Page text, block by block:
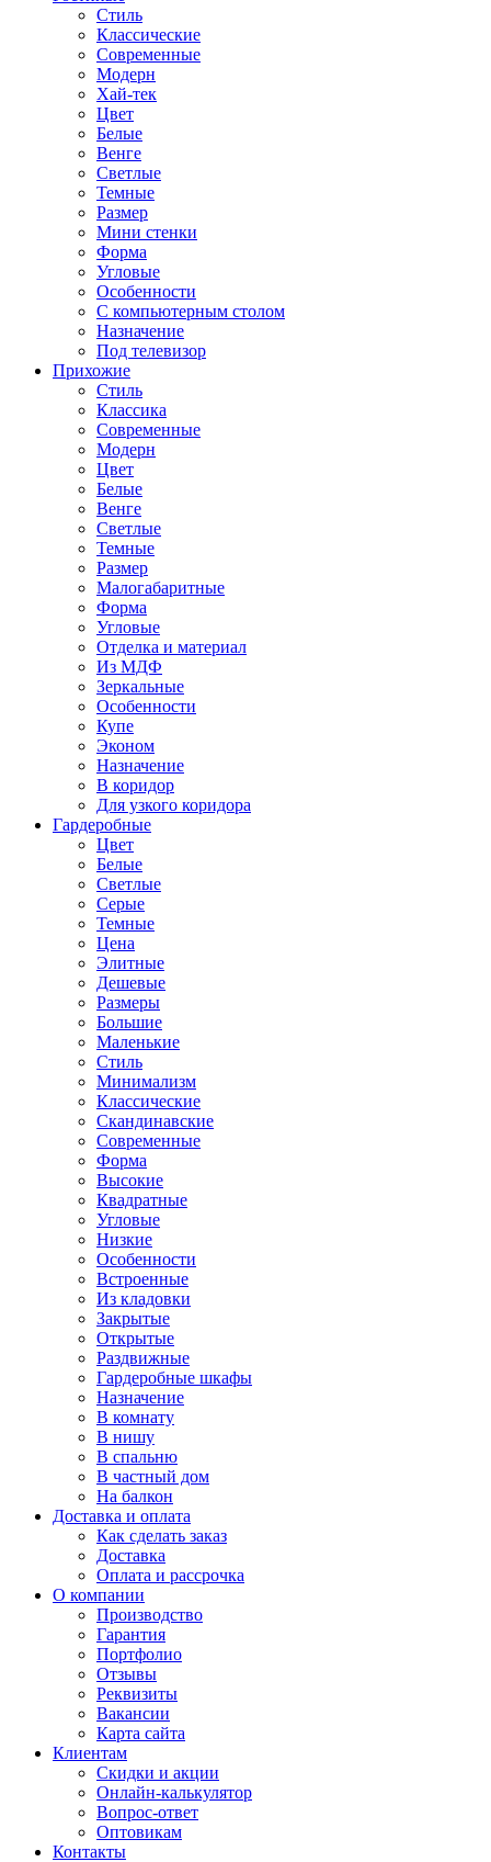
Стиль
Классические
Современные
Модерн
Хай-тек
Цвет
Белые
Венге
Светлые
Темные
Размер
Мини стенки
Форма
Угловые
Особенности
С компьютерным столом
Назначение
Под телевизор
Прихожие
Стиль
Классика
Современные
Модерн
Цвет
Белые
Венге
Светлые
Темные
Размер
Малогабаритные
Форма
Угловые
Отделка и материал
Из МДФ
Зеркальные
Особенности
Купе
Эконом
Назначение
В коридор
Для узкого коридора
Гардеробные
Цвет
Белые
Светлые
Серые
Темные
Цена
Элитные
Дешевые
Размеры
Большие
Маленькие
Стиль
Минимализм
Классические
Скандинавские
Современные
Форма
Высокие
Квадратные
Угловые
Низкие
Особенности
Встроенные
Из кладовки
Закрытые
Открытые
Раздвижные
Гардеробные шкафы
Назначение
В комнату
В нишу
В спальню
В частный дом
На балкон
Доставка и оплата
Как сделать заказ
Доставка
Оплата и рассрочка
О компании
Производство
Гарантия
Портфолио
Отзывы
Реквизиты
Вакансии
Карта сайта
Клиентам
Скидки и акции
Онлайн-калькулятор
Вопрос-ответ
Оптовикам
Контакты